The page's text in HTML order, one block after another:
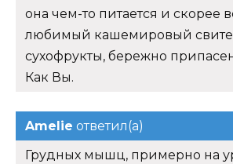
она чем-то питается и скорее
любимый кашемировый
сухофрукты, бережно
Как Вы.
Amelie ответил(а)
Грудных мышц, примерно на